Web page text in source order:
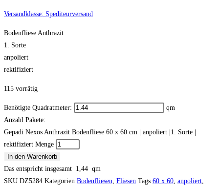
Versandklasse: Spediteurversand
Bodenfliese Anthrazit
1. Sorte
anpoliert
rektifiziert
115 vorrätig
Benötigte Quadratmeter:
qm
Anzahl Pakete:
Gepadi Nexos Anthrazit Bodenfliese 60 x 60 cm | anpoliert |1. Sorte |
rektifiziert Menge
In den Warenkorb
Das entspricht insgesamt 1,44 qm
SKU DZ5284 Kategorien Bodenfliesen, Fliesen Tags 60 x 60, anpoliert,